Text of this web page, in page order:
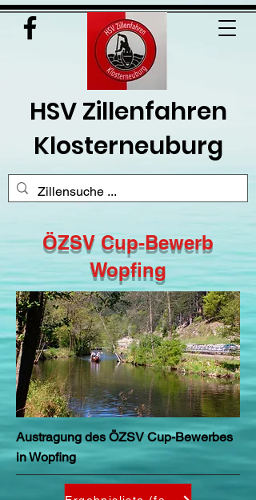
HSV Zillenfahren
Klosterneuburg
ÖZSV Cup-Bewerb
Wopfing
Austragung des ÖZSV Cup-Bewerbes
in Wopfing